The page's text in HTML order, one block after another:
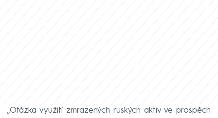
„Otázka využití zmrazených ruských aktiv ve prospěch